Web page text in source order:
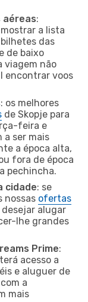
aéreas:
a lista
das
de baixo
viagem não
encontrar voos
: os melhores
de Skopje para
feira e
ser mais
a época alta,
fora de época
pechincha.
cidade: se
nossas ofertas
desejar alugar
lhe grandes
Prime:
acesso a
e aluguer de
a
mais